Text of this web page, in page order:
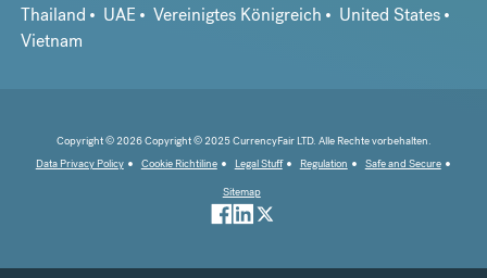
Thailand
UAE Vereinigtes Königreich
United States
Vietnam
Copyright © 2026 Copyright © 2025 CurrencyFair LTD. Alle Rechte vorbehalten.
Data Privacy Policy
Cookie Richtiline Legal Stuff Regulation
Safe and Secure
Sitemap